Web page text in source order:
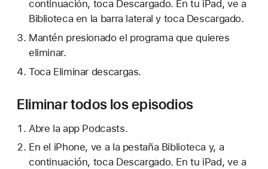
continuación, toca Descargado. En tu iPad, ve a
Biblioteca en la barra lateral y toca Descargado.
Mantén presionado el programa que quieres
eliminar.
Toca Eliminar descargas.
Eliminar todos los episodios
Abre la app Podcasts.
En el iPhone, ve a la pestaña Biblioteca y, a
continuación, toca Descargado. En tu iPad, ve a